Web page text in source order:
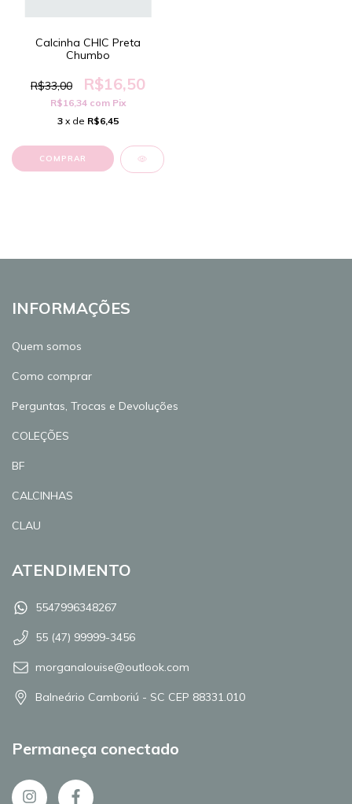
Calcinha CHIC Preta
Chumbo
R$33,00 R$16,50
R$16,34 com Pix
3 x de R$6,45
COMPRAR
INFORMAÇÕES
Quem somos
Como comprar
Perguntas, Trocas e Devoluções
COLEÇÕES
BF
CALCINHAS
CLAU
ATENDIMENTO
5547996348267
55 (47) 99999-3456
morganalouise@outlook.com
Balneário Camboriú - SC CEP 88331.010
Permaneça conectado